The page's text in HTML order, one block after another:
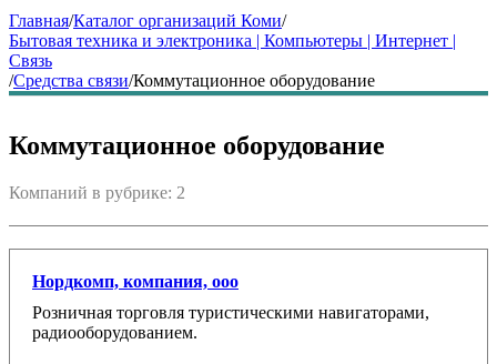
Главная/Каталог организаций Коми/
Бытовая техника и электроника | Компьютеры | Интернет |
Связь
/Средства связи/Коммутационное оборудование
Коммутационное оборудование
Компаний в рубрике: 2
Нордкомп, компания, ооо
Розничная торговля туристическими навигаторами,
радиооборудованием.